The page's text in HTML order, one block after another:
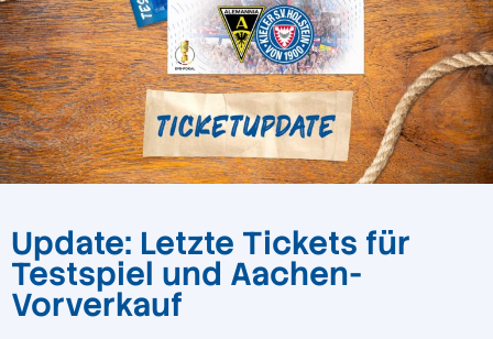
Update: Letzte Tickets für
Testspiel und Aachen-
Vorverkauf